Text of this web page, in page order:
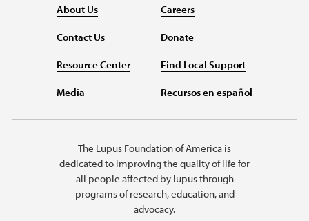
About Us
Contact Us
Resource Center
Media
Careers
Donate
Find Local Support
Recursos en español
The Lupus Foundation of America is
dedicated to improving the quality of life for
all people affected by lupus through
programs of research, education, and
advocacy.